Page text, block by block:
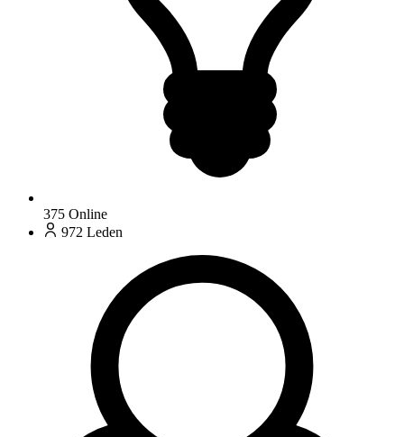
375 Online
972 Leden